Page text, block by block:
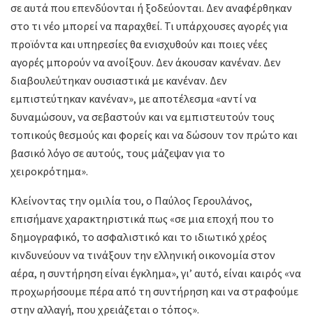
σε αυτά που επενδύονται ή ξοδεύονται. Δεν αναφέρθηκαν
στο τι νέο μπορεί να παραχθεί. Τι υπάρχουσες αγορές για
προϊόντα και υπηρεσίες θα ενισχυθούν και ποιες νέες
αγορές μπορούν να ανοίξουν. Δεν άκουσαν κανέναν. Δεν
διαβουλεύτηκαν ουσιαστικά με κανέναν. Δεν
εμπιστεύτηκαν κανέναν», με αποτέλεσμα «αντί να
δυναμώσουν, να σεβαστούν και να εμπιστευτούν τους
τοπικούς θεσμούς και φορείς και να δώσουν τον πρώτο και
βασικό λόγο σε αυτούς, τους μάζεψαν για το
χειροκρότημα».
Κλείνοντας την ομιλία του, ο Παύλος Γερουλάνος,
επισήμανε χαρακτηριστικά πως «σε μια εποχή που το
δημογραφικό, το ασφαλιστικό και το ιδιωτικό χρέος
κινδυνεύουν να τινάξουν την ελληνική οικονομία στον
αέρα, η συντήρηση είναι έγκλημα», γι’ αυτό, είναι καιρός «να
προχωρήσουμε πέρα από τη συντήρηση και να στραφούμε
στην αλλαγή, που χρειάζεται ο τόπος».